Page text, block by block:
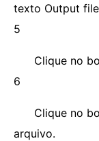
texto Output
5
Clique no
6
Clique no
arquivo.